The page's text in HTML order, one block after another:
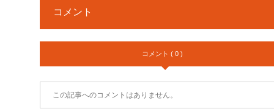
コメント
コメント ( 0 )
この記事へのコメントはありません。